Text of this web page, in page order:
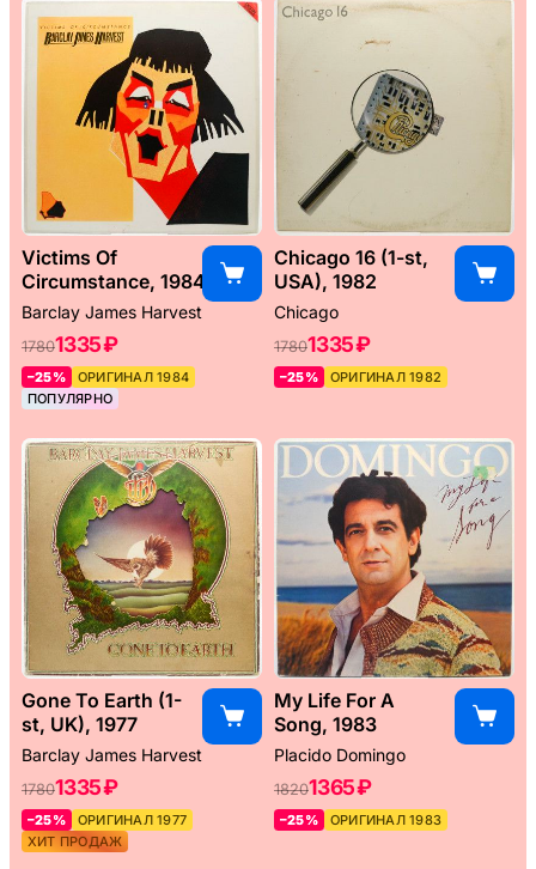
Victims Of
Circumstance, 1984
Barclay James Harvest
17801335 ₽
–25%
ОРИГИНАЛ 1984
ПОПУЛЯРНО
Chicago 16 (1-st,
USA), 1982
Chicago
17801335 ₽
–25% ОРИГИНАЛ 1982
Gone To Earth (1-
st, UK), 1977
Barclay James Harvest
17801335 ₽
–25%
ОРИГИНАЛ 1977
ХИТ ПРОДАЖ
My Life For A
Song, 1983
Placido Domingo
18201365 ₽
–25% ОРИГИНАЛ 1983